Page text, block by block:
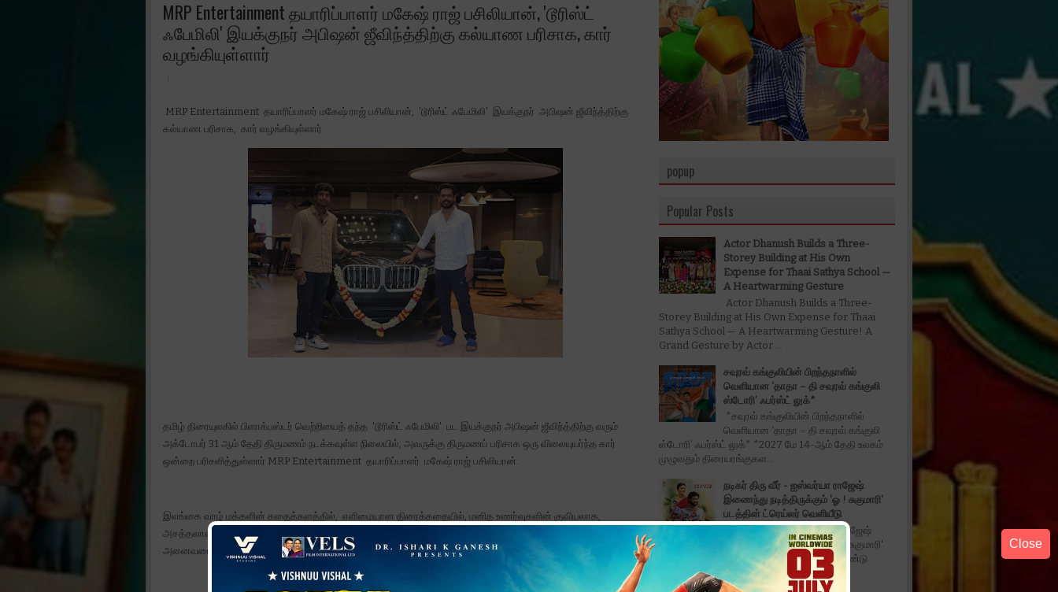
MRP Entertainment தயாரிப்பாளர் மகேஷ் ராஜ் பசிலியான், 'டூரிஸ்ட்
ஃபேமிலி' இயக்குநர் அபிஷன் ஜீவிந்த்திற்கு கல்யாண பரிசாக, கார்
வழங்கியுள்ளார்
MRP Entertainment தயாரிப்பாளர் மகேஷ் ராஜ் பசிலியான், 'டூரிஸ்ட் ஃபேமிலி' இயக்குநர் அபிஷன் ஜீவிந்த்திற்கு
கல்யாண பரிசாக, கார் வழங்கியுள்ளார்
தமிழ் திரையுலகில் பிளாக்பஸ்டர் வெற்றியைத் தந்த 'டூரிஸ்ட் ஃபேமிலி' பட இயக்குநர் அபிஷன் ஜீவிந்த்திற்கு வரும்
அக்டோபர் 31 ஆம் தேதி திருமணம் நடக்கவுள்ள நிலையில், அவருக்கு திருமணப் பரிசாக ஒரு விலையுயர்ந்த கார்
ஒன்றை பரிசளித்துள்ளார் MRP Entertainment தயாரிப்பாளர் மகேஷ் ராஜ் பசிலியான்.
இலங்கை வாழ் மக்களின் கதைக்களத்தில், எளிமையான திரைக்கதையில், மனித உணர்வுகளின் குவியலாக,
அசத்தலான ஃபேமிலி எண்டர்டெயினராக, இந்த ஆண்டில் விமர்சகர்கள், ரசிகர்கள் மற்றும் திரை உலகத்தினர் என
அனைவரையும் மகிழ்ச்சிபடுத்தி பிளாக்பஸ்டர் ஹிட்டடித்த படம் “டூரிஸ்ட் ஃபேமிலி”.
popup
Close
Popular Posts
Actor Dhanush Builds a Three-
Storey Building at His Own
Expense for Thaai Sathya School —
A Heartwarming Gesture
Actor Dhanush Builds a Three-
Storey Building at His Own Expense for Thaai
Sathya School — A Heartwarming Gesture! A
Grand Gesture by Actor ...
சவுரவ் கங்குலியின் பிறந்தநாளில்
வெளியான ‘தாதா – தி சவுரவ் கங்குலி
ஸ்டோரி’ ஃபர்ஸ்ட் லுக்*
*சவுரவ் கங்குலியின் பிறந்தநாளில்
வெளியான ‘தாதா – தி சவுரவ் கங்குலி
ஸ்டோரி’ ஃபர்ஸ்ட் லுக்* *2027 மே 14-ஆம் தேதி உலகம்
முழுவதும் திரையரங்குகள...
நடிகர் திரு வீர் - ஐஸ்வர்யா ராஜேஷ்
இணைந்து நடித்திருக்கும் 'ஓ ! சுகுமாரி'
படத்தின் ட்ரெய்லர் வெளியீடு
*நடிகர் திரு வீர் - ஐஸ்வர்யா ராஜேஷ்
இணைந்து நடித்திருக்கும் 'ஓ ! சுகுமாரி'
படத்தின் ட்ரெய்லர் வெளியீடு* டீசர் மற்றும் இரண்டு
பாடல்க...